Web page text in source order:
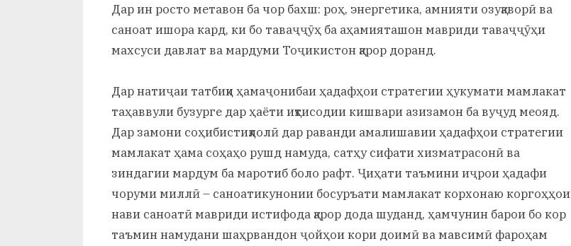
Дар ин росто метавон ба чор бахш: роҳ, энергетика, амнияти озуқаворӣ ва
саноат ишора кард, ки бо таваҷҷӯҳ ба аҳамияташон мавриди таваҷҷӯҳи
махсуси давлат ва мардуми Тоҷикистон қарор доранд.
Дар натиҷаи татбиқи ҳамаҷонибаи ҳадафҳои стратегии ҳукумати мамлакат
таҳаввули бузурге дар ҳаёти иқтисодии кишвари азизамон ба вуҷуд меояд.
Дар замони соҳибистиқлолӣ дар раванди амалишавии ҳадафҳои стратегии
мамлакат ҳама соҳаҳо рушд намуда, сатҳу сифати хизматрасонӣ ва
зиндагии мардум ба маротиб боло рафт. Ҷиҳати таъмини иҷрои ҳадафи
чоруми миллӣ – саноатикунонии босуръати мамлакат корхонаю коргоҳҳои
нави саноатӣ мавриди истифода қарор дода шуданд, ҳамчунин барои бо кор
таъмин намудани шаҳрвандон ҷойҳои кори доимӣ ва мавсимӣ фароҳам